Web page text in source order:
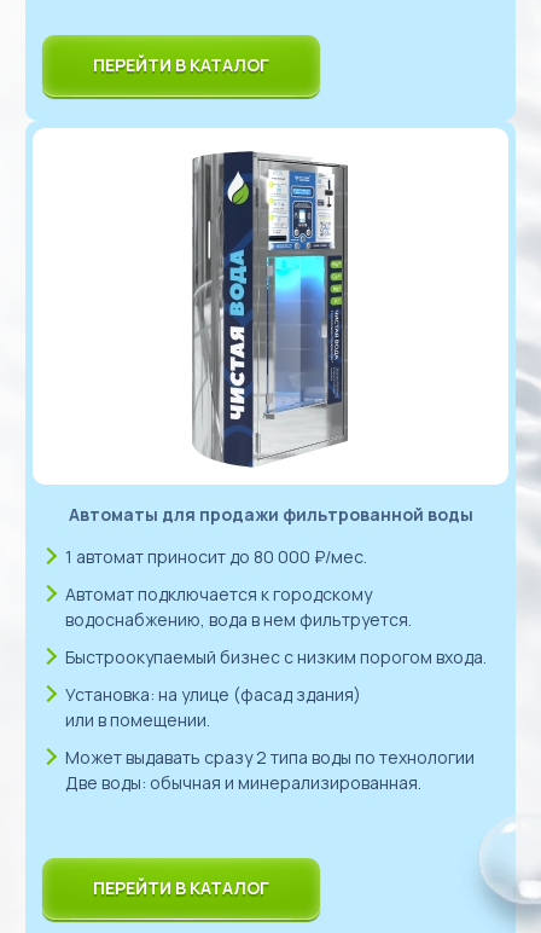
ПЕРЕЙТИ В КАТАЛОГ
Автоматы для продажи фильтрованной воды
1 автомат приносит до 80 000 ₽/мес.
Автомат подключается к городскому
водоснабжению, вода в нем фильтруется.
Быстроокупаемый бизнес с низким порогом входа.
Установка: на улице (фасад здания)
или в помещении.
Может выдавать сразу 2 типа воды по технологии
Две воды: обычная и минерализированная.
ПЕРЕЙТИ В КАТАЛОГ